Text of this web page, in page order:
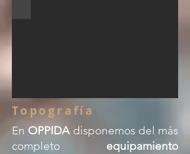
Topografía
En OPPIDA disponemos del más
completo equipamiento